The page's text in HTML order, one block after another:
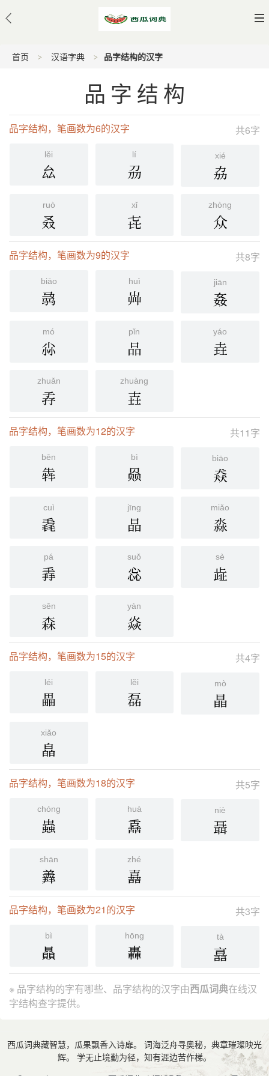
首页 汉语字典 品字结构的汉字
品字结构
共6字
品字结构，笔画数为6的汉字
lěi
厽
lí
刕
xié
劦
ruò
叒
xǐ
㐂
zhòng
众
共8字
品字结构，笔画数为9的汉字
biāo
骉
huì
芔
jiān
姦
mó
尛
pǐn
品
yáo
垚
zhuǎn
孨
zhuàng
壵
共11字
品字结构，笔画数为12的汉字
bēn
犇
bì
赑
biāo
猋
cuì
毳
jīng
晶
miǎo
淼
pá
掱
suǒ
惢
sè
歮
sēn
森
yàn
焱
共4字
品字结构，笔画数为15的汉字
léi
畾
lěi
磊
mò
瞐
xiǎo
皛
共5字
品字结构，笔画数为18的汉字
chóng
蟲
huà
舙
niè
聶
shān
羴
zhé
嚞
共3字
品字结构，笔画数为21的汉字
bì
贔
hōng
轟
tà
譶
※ 品字结构的字有哪些、品字结构的汉字由西瓜词典在线汉
字结构查字提供。
西瓜词典藏智慧，瓜果飘香入诗扉。 词海泛舟寻奥秘，典章璀璨映光
辉。 学无止境勤为径，知有涯边苦作梯。